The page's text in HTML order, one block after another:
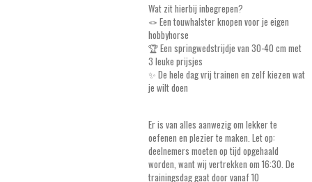
Wat zit hierbij inbegrepen?
🪢 Een touwhalster knopen voor je eigen
hobbyhorse
🏆 Een springwedstrijdje van 30-40 cm met
3 leuke prijsjes
✨ De hele dag vrij trainen en zelf kiezen wat
je wilt doen
Er is van alles aanwezig om lekker te
oefenen en plezier te maken. Let op:
deelnemers moeten op tijd opgehaald
worden, want wij vertrekken om 16:30. De
trainingsdag gaat door vanaf 10